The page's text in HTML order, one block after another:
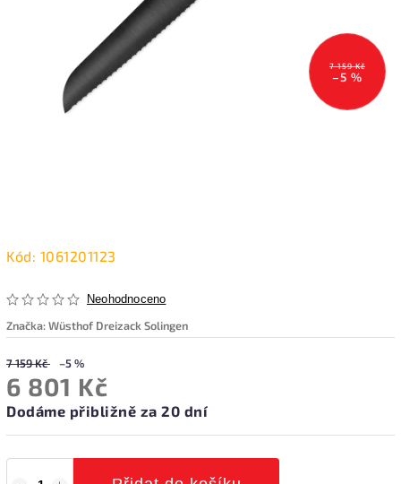
7 159 Kč
–5 %
Kód: 1061201123
Neohodnoceno
Značka:Wüsthof Dreizack Solingen
7 159 Kč –5 %
6 801 Kč
Dodáme přibližně za 20 dní